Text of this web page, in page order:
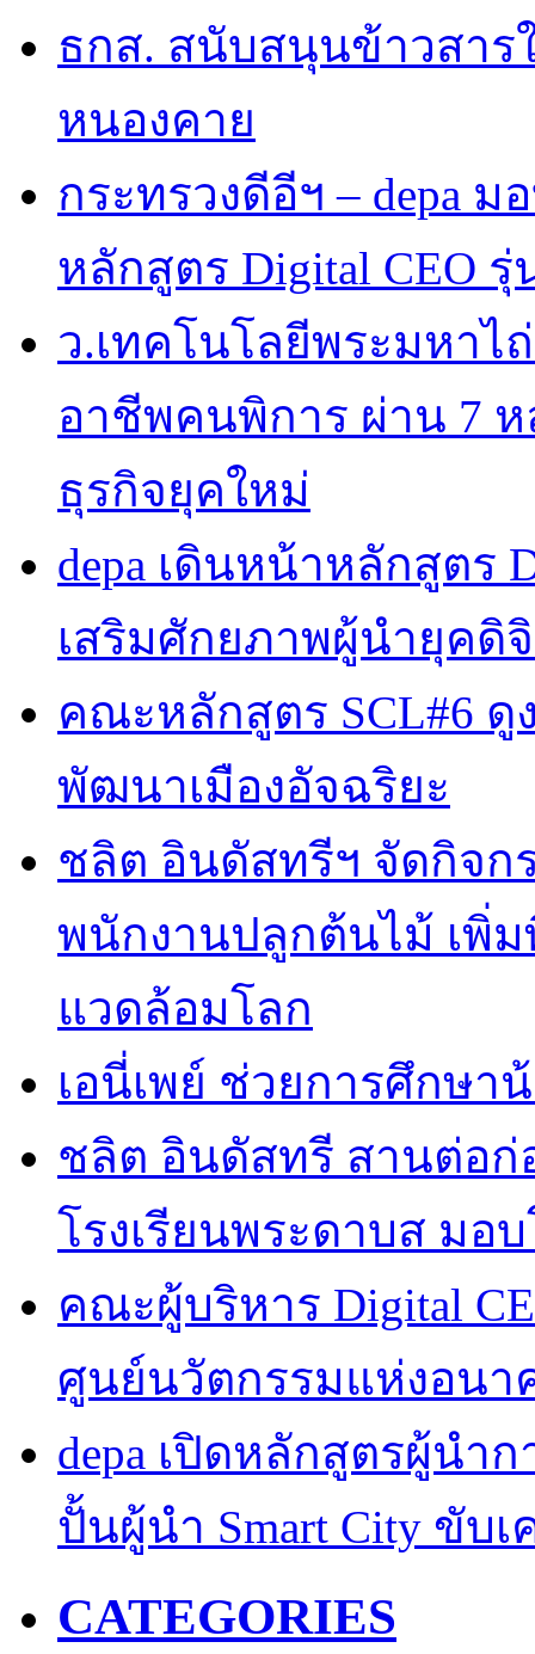
ธกส. สนับสนุนข้าวสาร
หนองคาย
กระทรวงดีอีฯ – depa
หลักสูตร Digital CEO รุ่
ว.เทคโนโลยีพระมหาไ
อาชีพคนพิการ ผ่าน 7
ธุรกิจยุคใหม่
depa เดินหน้าหลักสูตร
เสริมศักยภาพผู้นำยุคดิ
คณะหลักสูตร SCL#6 ดู
พัฒนาเมืองอัจฉริยะ
ชลิต อินดัสทรีฯ จัดกิจก
พนักงานปลูกต้นไม้ เพิ่ม
แวดล้อมโลก
เอนี่เพย์ ช่วยการศึกษา
ชลิต อินดัสทรี สานต่อก่
โรงเรียนพระดาบส มอ
คณะผู้บริหาร Digital
ศูนย์นวัตกรรมแห่งอนา
depa เปิดหลักสูตรผู้นำ
ปั้นผู้นำ Smart City ขับ
CATEGORIES